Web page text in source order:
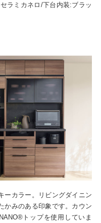
ラミカネロ/下台内装:ブラッ
ーカラー。リビングダイニン
かみのある印象です。カウン
トップを使用していま